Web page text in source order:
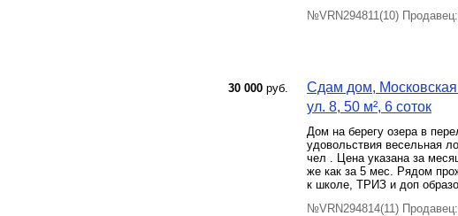
№VRN294811(10)
30 000 руб.
Сдам дом, Московская
ул. 8, 50 м², 6 соток
Дом на берегу озера в
удовольствия весельная
чел . Цена указана за
же как за 5 мес. Рядом
к школе, ТРИЗ и доп
№VRN294814(11)